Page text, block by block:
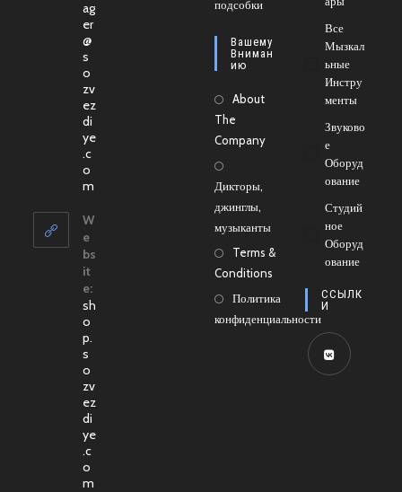
ag
er
@
s
o
zv
ez
di
ye
.c
o
m
вашем
W
e
bs
it
e:
sh
o
p.
s
o
zv
ez
di
ye
.c
o
m
подсобки
Вашему
Вниман
Ию
About
The
Company
Дикторы,
джинглы,
музыканты
Terms &
Conditions
Политика
конфиденциальности
Все
Мызкал
Ьные
Инстру
Менты
Звуково
Е
Оборуд
Ование
Студий
Ное
Оборуд
Ование
ССЫЛК
И